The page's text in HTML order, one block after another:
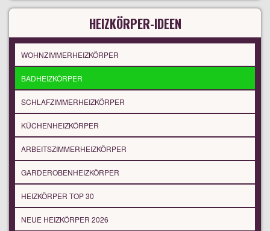
HEIZKÖRPER-IDEEN
WOHNZIMMERHEIZKÖRPER
BADHEIZKÖRPER
SCHLAFZIMMERHEIZKÖRPER
KÜCHENHEIZKÖRPER
ARBEITSZIMMERHEIZKÖRPER
GARDEROBENHEIZKÖRPER
HEIZKÖRPER TOP 30
NEUE HEIZKÖRPER 2026